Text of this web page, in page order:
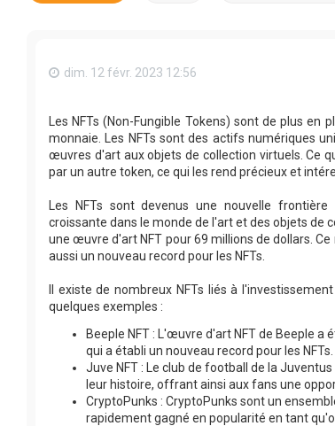
dim. 12 févr. 2023 12:56
Les NFTs (Non-Fungible Tokens) sont de plus
monnaie. Les NFTs sont des actifs numériques
œuvres d'art aux objets de collection virtuels. Ce
par un autre token, ce qui les rend précieux et
Les NFTs sont devenus une nouvelle
croissante dans le monde de l'art et des objets de
une œuvre d'art NFT pour 69 millions de dollars.
aussi un nouveau record pour les NFTs.
Il existe de nombreux NFTs liés à
quelques exemples :
Beeple NFT : L'œuvre d'art NFT de Beeple a
qui a établi un nouveau record pour les NFTs.
Juve NFT : Le club de football de la
leur histoire, offrant ainsi aux fans une
CryptoPunks : CryptoPunks sont un
rapidement gagné en popularité en tant